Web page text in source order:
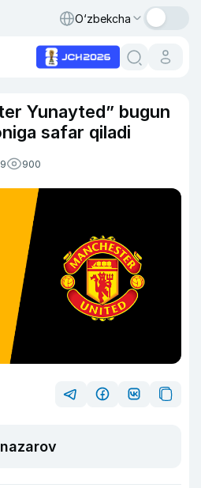
O‘zbekcha
Yunayted” bugun
safar qiladi
900